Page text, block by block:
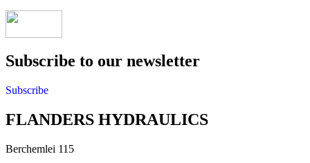
Subscribe to our newsletter
Subscribe
FLANDERS HYDRAULICS
Berchemlei 115